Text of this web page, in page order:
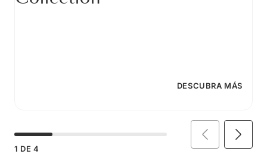
DESCUBRA MÁS
1 DE 4